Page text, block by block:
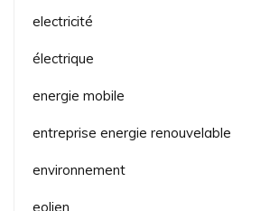
electricité
électrique
energie mobile
entreprise energie renouvelable
environnement
eolien